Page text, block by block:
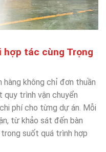
hợp tác cùng Trọng
hàng không chỉ đơn thuần
quy trình vận chuyển
phí cho từng dự án. Mỗi
từ khảo sát đến bàn
suốt quá trình hợp